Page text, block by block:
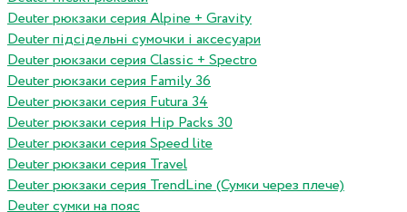
Deuter рюкзаки серия Alpine + Gravity
Deuter підсідельні сумочки і аксесуари
Deuter рюкзаки серия Classic + Spectro
Deuter рюкзаки серия Family 36
Deuter рюкзаки серия Futura 34
Deuter рюкзаки серия Hip Packs 30
Deuter рюкзаки серия Speed lite
Deuter рюкзаки серия Travel
Deuter рюкзаки серия TrendLine (Сумки через плече)
Deuter сумки на пояс